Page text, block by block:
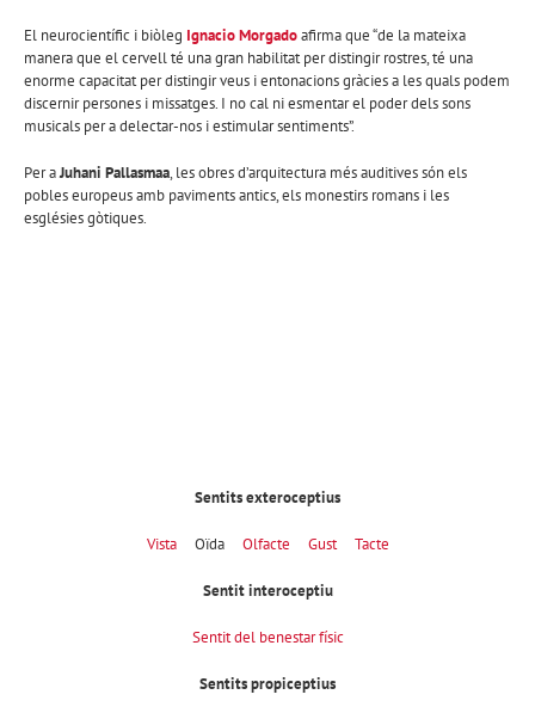
El neurocientífic i biòleg Ignacio Morgadoafirma que “de la mateixa
manera que el cervell té una gran habilitat per distingir rostres, té una
enorme capacitat per distingir veus i entonacions gràcies a les quals podem
discernir persones i missatges. I no cal ni esmentar el poder dels sons
musicals per a delectar-nos i estimular sentiments”.
Per aJuhani Pallasmaa, les obres d’arquitectura més auditives són els
pobles europeus amb paviments antics, els monestirs romans i les
esglésies gòtiques.
Sentits exteroceptius
VistaOïda Olfacte Gust Tacte
Sentit interoceptiu
Sentit del benestar físic
Sentits propiceptius